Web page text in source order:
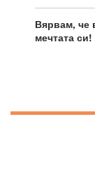
Вярвам, че
мечтата си!